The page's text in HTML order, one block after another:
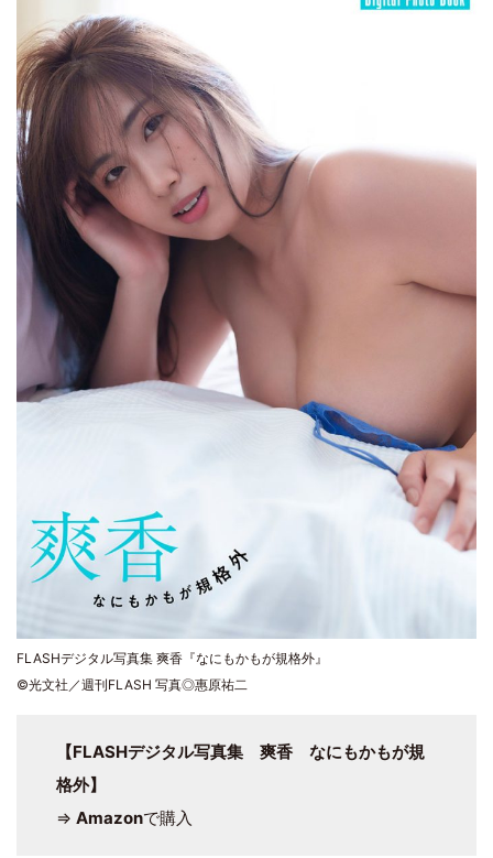
FLASHデジタル写真集 爽香『なにもかもが規格外』
©光文社／週刊FLASH 写真◎惠原祐二
【FLASHデジタル写真集 爽香 なにもかもが規
格外】
⇒ Amazonで購入